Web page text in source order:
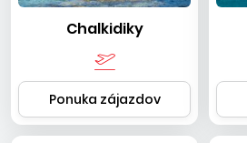
Chalkidiky
Ponuka zájazdov